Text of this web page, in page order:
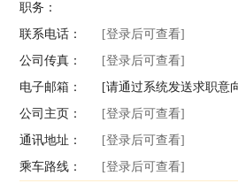
职务：
联系电话：
[登录后可查看]
公司传真：
[登录后可查看]
电子邮箱：
[请通过系统发送求职意
公司主页：
[登录后可查看]
通讯地址：
[登录后可查看]
乘车路线：
[登录后可查看]